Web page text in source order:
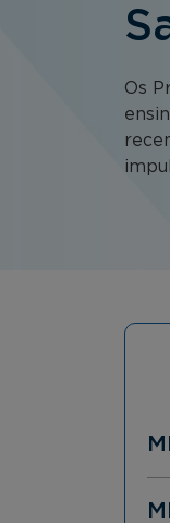
Os